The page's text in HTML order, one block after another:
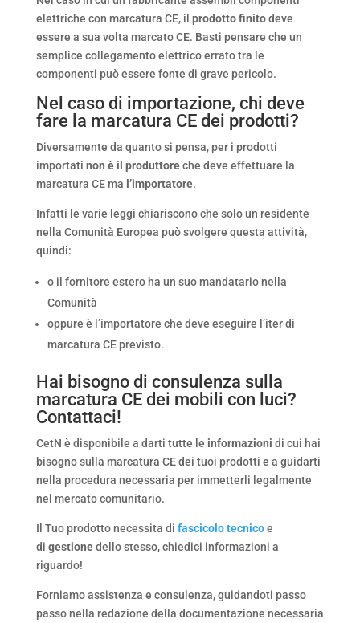
elettriche con marcatura CE, il prodotto finitodeve
essere a sua volta marcato CE. Basti pensare che un
semplice collegamento elettrico errato tra le
componenti può essere fonte di grave pericolo.
Nel caso di importazione, chi deve
fare la marcatura CE dei prodotti?
Diversamente da quanto si pensa, per i prodotti
importati non è il produttoreche deve effettuare la
marcatura CE ma l’importatore.
Infatti le varie leggi chiariscono che solo un residente
nella Comunità Europea può svolgere questa attività,
quindi:
o il fornitore estero ha un suo mandatario nella
Comunità
oppure è l’importatore che deve eseguire l’iter di
marcatura CE previsto.
Hai bisogno di consulenza sulla
marcatura CE dei mobili con luci?
Contattaci!
CetN è disponibile a darti tutte le informazioni di cui hai
bisogno sulla marcatura CE dei tuoi prodotti e a guidarti
nella procedura necessaria per immetterli legalmente
nel mercato comunitario.
Il Tuo prodotto necessita di fascicolo tecnicoe
di gestionedello stesso, chiedici informazioni a
riguardo!
Forniamo assistenza e consulenza, guidandoti passo
passo nella redazione della documentazione necessaria